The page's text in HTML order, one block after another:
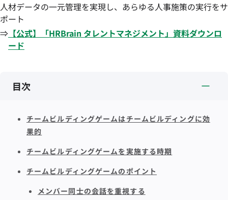
人材データの一元管理を実現し、あらゆる人事施策の実行をサ
ポート
⇒ 【公式】「HRBrain タレントマネジメント」資料ダウンロ
ード
目次
チームビルディングゲームはチームビルディングに効
果的
チームビルディングゲームを実施する時期
チームビルディングゲームのポイント
メンバー同士の会話を重視する